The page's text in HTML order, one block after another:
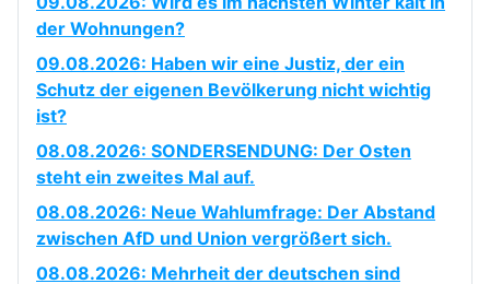
der Wohnungen?
09.08.2026: Haben wir eine Justiz, der ein
Schutz der eigenen Bevölkerung nicht wichtig
ist?
08.08.2026: SONDERSENDUNG: Der Osten
steht ein zweites Mal auf.
08.08.2026: Neue Wahlumfrage: Der Abstand
zwischen AfD und Union vergrößert sich.
08.08.2026: Mehrheit der deutschen sind